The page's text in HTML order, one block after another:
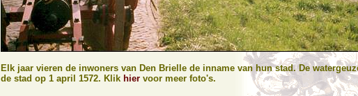
Elk jaar vieren de inwoners van Den Brielle de inname van hun stad. De
de stad op 1 april 1572. Klik hier voor meer foto's.